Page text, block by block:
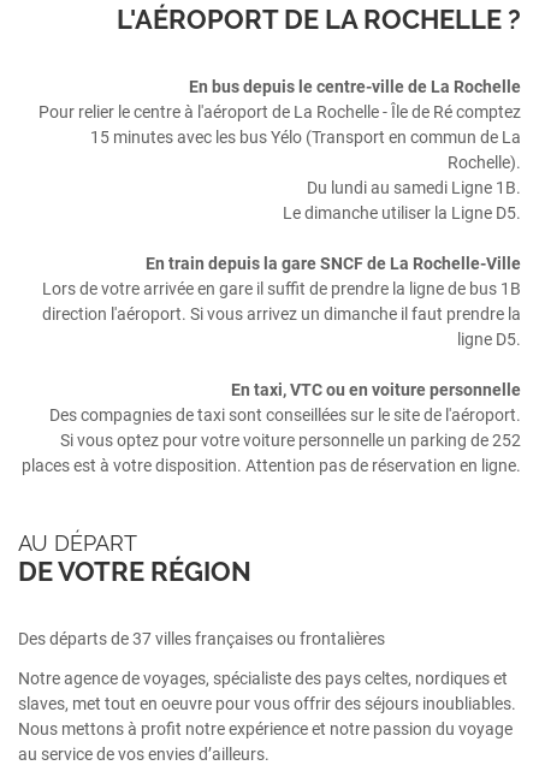
L'AÉROPORT DE LA ROCHELLE ?
En bus depuis le centre-ville de La Rochelle
Pour relier le centre à l'aéroport de La Rochelle - Île de Ré comptez
15 minutes avec les bus Yélo (Transport en commun de La
Rochelle).
Du lundi au samedi Ligne 1B.
Le dimanche utiliser la Ligne D5.
En train depuis la gare SNCF de La Rochelle-Ville
Lors de votre arrivée en gare il suffit de prendre la ligne de bus 1B
direction l'aéroport. Si vous arrivez un dimanche il faut prendre la
ligne D5.
En taxi, VTC ou en voiture personnelle
Des compagnies de taxi sont conseillées sur le site de l'aéroport.
Si vous optez pour votre voiture personnelle un parking de 252
places est à votre disposition. Attention pas de réservation en ligne.
AU DÉPART
DE VOTRE RÉGION
Des départs de 37 villes françaises ou frontalières
Notre agence de voyages, spécialiste des pays celtes, nordiques et
slaves, met tout en oeuvre pour vous offrir des séjours inoubliables.
Nous mettons à profit notre expérience et notre passion du voyage
au service de vos envies d’ailleurs.